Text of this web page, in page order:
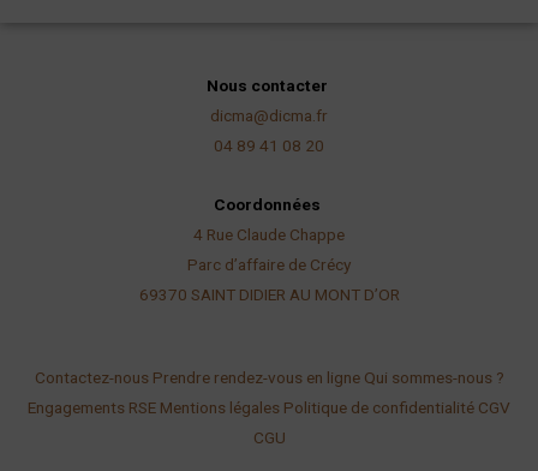
Nous contacter
dicma@dicma.fr
04 89 41 08 20
Coordonnées
4 Rue Claude Chappe
Parc d’affaire de Crécy
69370 SAINT DIDIER AU MONT D’OR
Contactez-nous Prendre rendez-vous en ligne Qui sommes-nous ?
Engagements RSE Mentions légales Politique de confidentialité CGV
CGU